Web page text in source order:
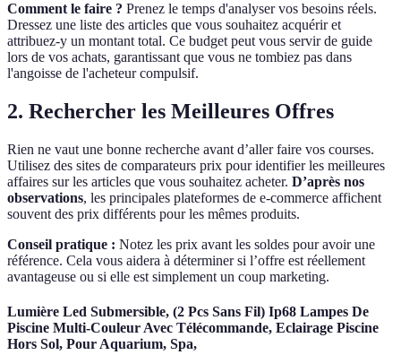
Comment le faire ? Prenez le temps d'analyser vos besoins réels.
Dressez une liste des articles que vous souhaitez acquérir et
attribuez-y un montant total. Ce budget peut vous servir de guide
lors de vos achats, garantissant que vous ne tombiez pas dans
l'angoisse de l'acheteur compulsif.
2. Rechercher les Meilleures Offres
Rien ne vaut une bonne recherche avant d’aller faire vos courses.
Utilisez des sites de comparateurs prix pour identifier les meilleures
affaires sur les articles que vous souhaitez acheter. D’après nos
observations, les principales plateformes de e-commerce affichent
souvent des prix différents pour les mêmes produits.
Conseil pratique : Notez les prix avant les soldes pour avoir une
référence. Cela vous aidera à déterminer si l’offre est réellement
avantageuse ou si elle est simplement un coup marketing.
Lumière Led Submersible, (2 Pcs Sans Fil) Ip68 Lampes De
Piscine Multi-Couleur Avec Télécommande, Eclairage Piscine
Hors Sol, Pour Aquarium, Spa,